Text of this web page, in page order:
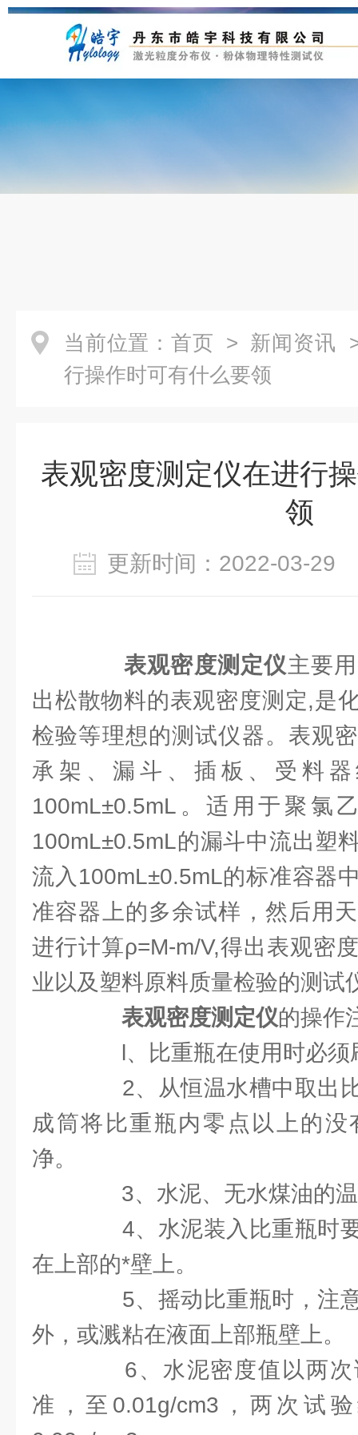
当前位置： 首页 > 新闻资讯
行操作时可有什么要领
表观密度测定仪在进行
领
更新时间：2022-03-
表观密度测定仪主要
出松散物料的表观密度测定,是
检验等理想的测试仪器。表观
承架、漏斗、插板、受料
100mL±0.5mL。适用于聚氯
100mL±0.5mL的漏斗中流出塑
流入100mL±0.5mL的标准容器
准容器上的多余试样，然后用
进行计算ρ=M-m/V,得出表观密
业以及塑料原料质量检验的测试
表观密度测定仪的操作
l、比重瓶在使用时必须
2、从恒温水槽中取出比
成筒将比重瓶内零点以上的
净。
3、水泥、无水煤油的温
4、水泥装入比重瓶时要
在上部的*壁上。
5、摇动比重瓶时，注意
外，或溅粘在液面上部瓶壁上。
6、水泥密度值以两次
准，至0.01g/cm3，两次试